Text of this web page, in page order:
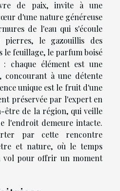
de paix, invite à une
d'une nature généreuse
de l'eau qui s'écoule
pierres, le gazouillis des
le feuillage, le parfum boisé
: chaque élément est une
concourant à une détente
unique est le fruit d'une
préservée par l'expert en
être de la région, qui veille
l'endroit demeure intacte.
par cette rencontre
et nature, où le temps
vol pour offrir un moment